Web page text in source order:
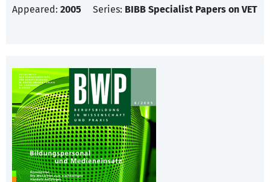
Appeared: 2005 Series: BIBB Specialist Papers on VET